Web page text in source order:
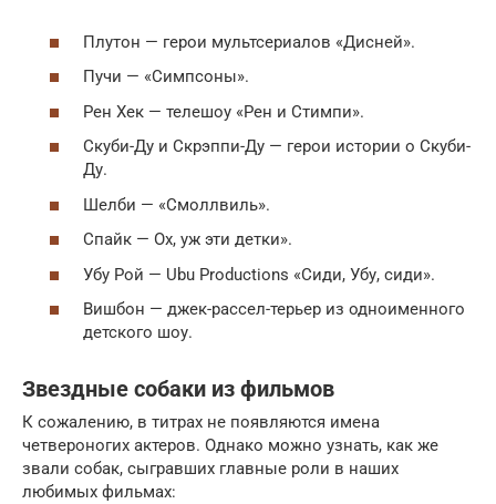
Плутон — герои мультсериалов «Дисней».
Пучи — «Симпсоны».
Рен Хек — телешоу «Рен и Стимпи».
Скуби-Ду и Скрэппи-Ду — герои истории о Скуби-
Ду.
Шелби — «Смоллвиль».
Спайк — Ох, уж эти детки».
Убу Рой — Ubu Productions «Сиди, Убу, сиди».
Вишбон — джек-рассел-терьер из одноименного
детского шоу.
Звездные собаки из фильмов
К сожалению, в титрах не появляются имена
четвероногих актеров. Однако можно узнать, как же
звали собак, сыгравших главные роли в наших
любимых фильмах: